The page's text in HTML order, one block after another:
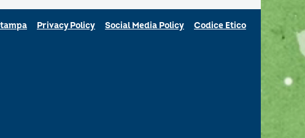
Privacy Policy Social Media Policy Codice Etico